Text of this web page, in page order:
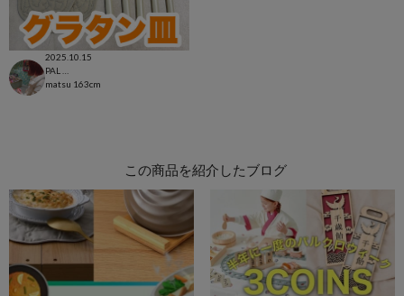
2025.10.15
matsu 163cm
この商品を紹介したブログ